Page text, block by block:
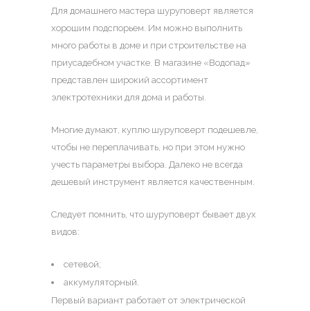
Для домашнего мастера шуруповерт является
хорошим подспорьем. Им можно выполнить
много работы в доме и при строительстве на
приусадебном участке. В магазине «Водопад»
представлен широкий ассортимент
электротехники для дома и работы.
Многие думают, куплю шуруповерт подешевле,
чтобы не переплачивать, но при этом нужно
учесть параметры выбора. Далеко не всегда
дешевый инструмент является качественным.
Следует помнить, что шуруповерт бывает двух
видов:
сетевой;
аккумуляторный.
Первый вариант работает от электрической